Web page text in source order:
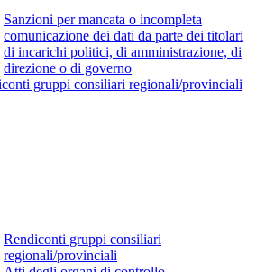
Sanzioni per mancata o incompleta
comunicazione dei dati da parte dei titolari
di incarichi politici, di amministrazione, di
direzione o di governo
gruppi consiliari regionali/provinciali
Rendiconti gruppi consiliari
regionali/provinciali